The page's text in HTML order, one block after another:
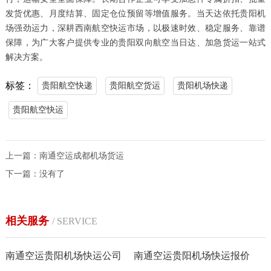
发货优惠、月度结算、固定仓位预留等增值服务。当天达依托贵阳机
场强劲运力，深耕西南航空快运市场，以极速时效、稳定服务、靠谱
保障，为广大客户提供专业的贵阳双向航空当日达、加急货运一站式
解决方案。
标签： 贵阳航空快递 贵阳航空货运 贵阳机场快递
贵阳航空快运
上一篇： 南通空运成都机场货运
下一篇：没有了
相关服务 / SERVICE
南通空运贵阳机场快运公司 南通空运贵阳机场快运报价